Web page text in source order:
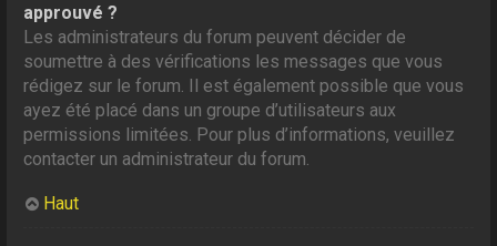
approuvé ?
Les administrateurs du forum peuvent décider de
soumettre à des vérifications les messages que vous
rédigez sur le forum. Il est également possible que vous
ayez été placé dans un groupe d’utilisateurs aux
permissions limitées. Pour plus d’informations, veuillez
contacter un administrateur du forum.
Haut